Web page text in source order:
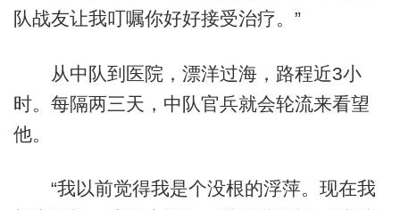
队战友让我叮嘱你好好接受治疗。”
从中队到医院，漂洋过海，路程近3小
时。每隔两三天，中队官兵就会轮流来看望
他。
“我以前觉得我是个没根的浮萍。现在我